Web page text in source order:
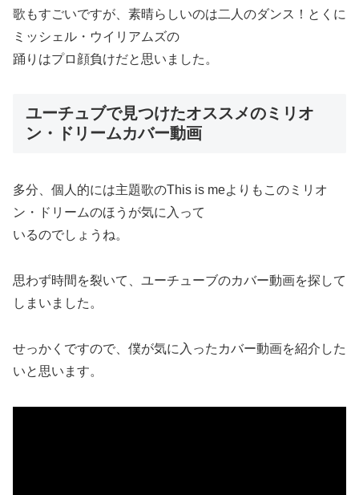
歌もすごいですが、素晴らしいのは二人のダンス！とくに
ミッシェル・ウイリアムズの
踊りはプロ顔負けだと思いました。
ユーチュブで見つけたオススメのミリオ
ン・ドリームカバー動画
多分、個人的には主題歌のThis is meよりもこのミリオ
ン・ドリームのほうが気に入って
いるのでしょうね。
思わず時間を裂いて、ユーチューブのカバー動画を探して
しまいました。
せっかくですので、僕が気に入ったカバー動画を紹介した
いと思います。